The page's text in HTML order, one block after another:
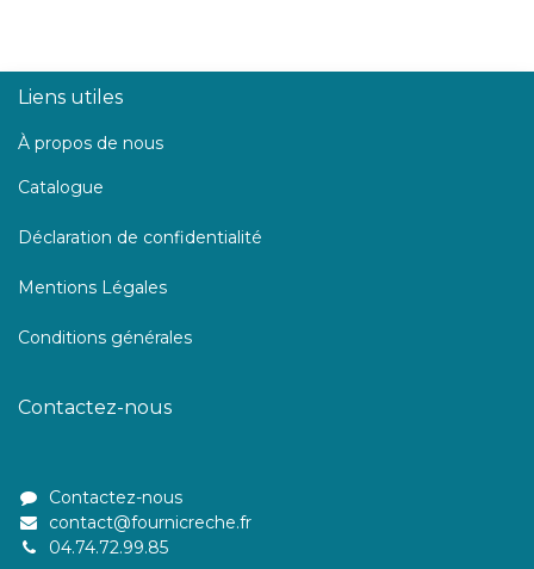
Liens utiles
À propos de nous
Catalogue
Déclaration de confidentialité
Mentions Légales
Conditions générales
Contactez-nous
Contactez-nous
contact@fournicreche.fr
04.74.72.99.85